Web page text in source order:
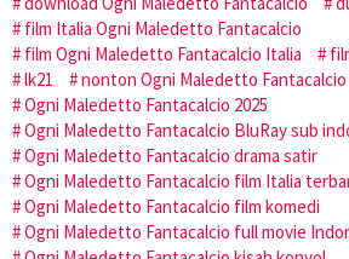
film Italia Ogni Maledetto Fantacalcio
film Ogni Maledetto Fantacalcio Italia
lk21
nonton Ogni Maledetto
Ogni Maledetto Fantacalcio 2025
Ogni Maledetto Fantacalcio BluRay sub
Ogni Maledetto Fantacalcio drama satir
Ogni Maledetto Fantacalcio film Italia
Ogni Maledetto Fantacalcio film komedi
Ogni Maledetto Fantacalcio full movie